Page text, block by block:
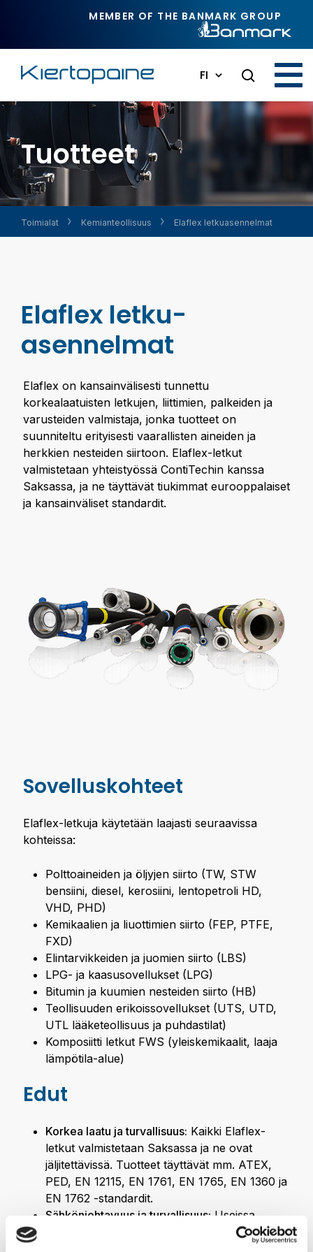
MEMBER OF THE BANMARK GROUP
FI
Tuotteet
Toimialat Kemian­teollisuus Elaflex letku­asennelmat
Elaflex letku­
asennelmat
Elaflex on kansainvälisesti tunnettu
korkealaatuisten letkujen, liittimien, palkeiden ja
varusteiden valmistaja, jonka tuotteet on
suunniteltu erityisesti vaarallisten aineiden ja
herkkien nesteiden siirtoon. Elaflex-letkut
valmistetaan yhteistyössä ContiTechin kanssa
Saksassa, ja ne täyttävät tiukimmat eurooppalaiset
ja kansainväliset standardit.
Sovelluskohteet
Elaflex-letkuja käytetään laajasti seuraavissa
kohteissa:
Polttoaineiden ja öljyjen siirto (TW, STW
bensiini, diesel, kerosiini, lentopetroli HD,
VHD, PHD)
Kemikaalien ja liuottimien siirto (FEP, PTFE,
FXD)
Elintarvikkeiden ja juomien siirto (LBS)
LPG- ja kaasusovellukset (LPG)
Bitumin ja kuumien nesteiden siirto (HB)
Teollisuuden erikoissovellukset (UTS, UTD,
UTL lääketeollisuus ja puhdastilat)
Komposiitti letkut FWS (yleiskemikaalit, laaja
lämpötila-alue)
Edut
Korkea laatu ja turvallisuus: Kaikki Elaflex-
letkut valmistetaan Saksassa ja ne ovat
jäljitettävissä. Tuotteet täyttävät mm. ATEX,
PED, EN 12115, EN 1761, EN 1765, EN 1360 ja
EN 1762 -standardit.
Sähkönjohtavuus ja turvallisuus: Useissa
letkumalleissa on OHM-johtava rakenne, joka
ehkäisee staattisen sähkön muodostumista